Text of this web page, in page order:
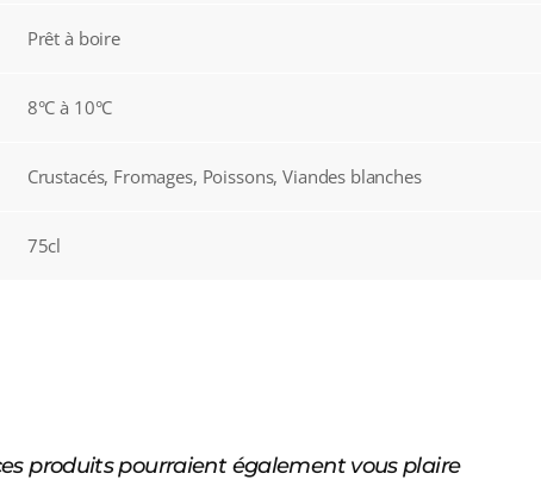
Prêt à boire
8°C à 10°C
Crustacés, Fromages, Poissons, Viandes blanches
75cl
produits pourraient également vous plaire